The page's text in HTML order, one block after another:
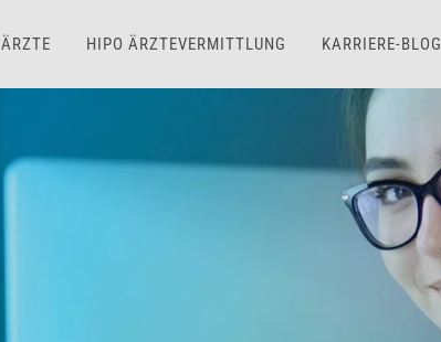
HIPO ÄRZTEVERMITTLUNG KARRIERE-BLOG